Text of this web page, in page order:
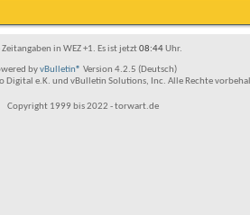
Zeitangaben in WEZ +1. Es ist jetzt08:44Uhr.
byvBulletin® Version 4.2.5 (Deutsch)
e.K. und vBulletin Solutions, Inc. Alle Rechte
Copyright 1999 bis 2022 - torwart.de